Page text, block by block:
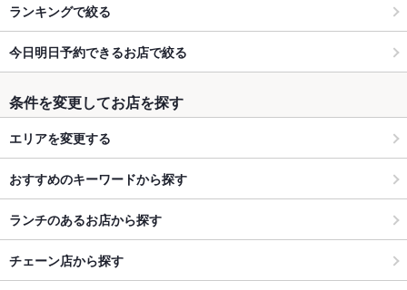
ランキングで絞る
今日明日予約できるお店で絞る
条件を変更してお店を探す
エリアを変更する
おすすめのキーワードから探す
ランチのあるお店から探す
チェーン店から探す